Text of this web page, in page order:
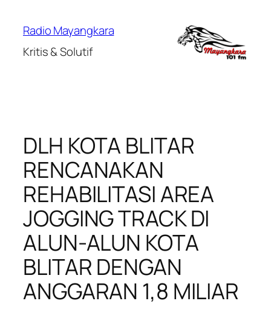
Radio Mayangkara
Kritis & Solutif
DLH KOTA BLITAR
RENCANAKAN
REHABILITASI AREA
JOGGING TRACK DI
ALUN-ALUN KOTA
BLITAR DENGAN
ANGGARAN 1,8 MILIAR